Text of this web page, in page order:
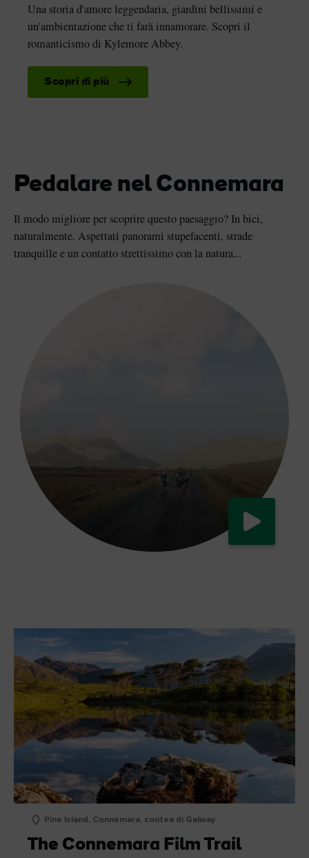
Una storia d'amore leggendaria, giardini bellissimi e
un'ambientazione che ti farà innamorare. Scopri il
romanticismo di Kylemore Abbey.
Scopri di più
Pedalare nel Connemara
Il modo migliore per scoprire questo paesaggio? In bici,
naturalmente. Aspettati panorami stupefacenti, strade
tranquille e un contatto strettissimo con la natura...
Pine Island, Connemara, contea di Galway
The Connemara Film Trail